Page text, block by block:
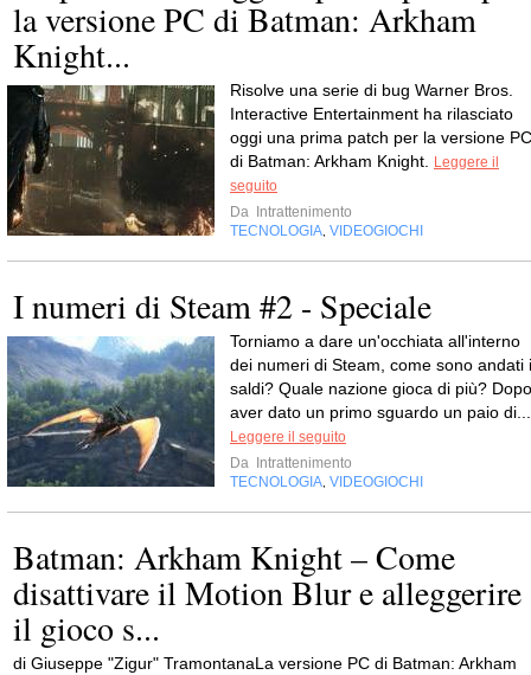
la versione PC di Batman: Arkham
Knight...
Risolve una serie di bug Warner Bros.
Interactive Entertainment ha rilasciato
oggi una prima patch per la versione PC
di Batman: Arkham Knight.
Leggere il
seguito
Da Intrattenimento
TECNOLOGIA VIDEOGIOCHI
I numeri di Steam #2 - Speciale
Torniamo a dare un'occhiata all'interno
dei numeri di Steam, come sono andati i
saldi? Quale nazione gioca di più? Dopo
aver dato un primo sguardo un paio di...
Leggere il seguito
Da Intrattenimento
TECNOLOGIA VIDEOGIOCHI
Batman: Arkham Knight – Come
disattivare il Motion Blur e alleggerire
il gioco s...
di Giuseppe "Zigur" TramontanaLa versione PC di Batman: Arkham